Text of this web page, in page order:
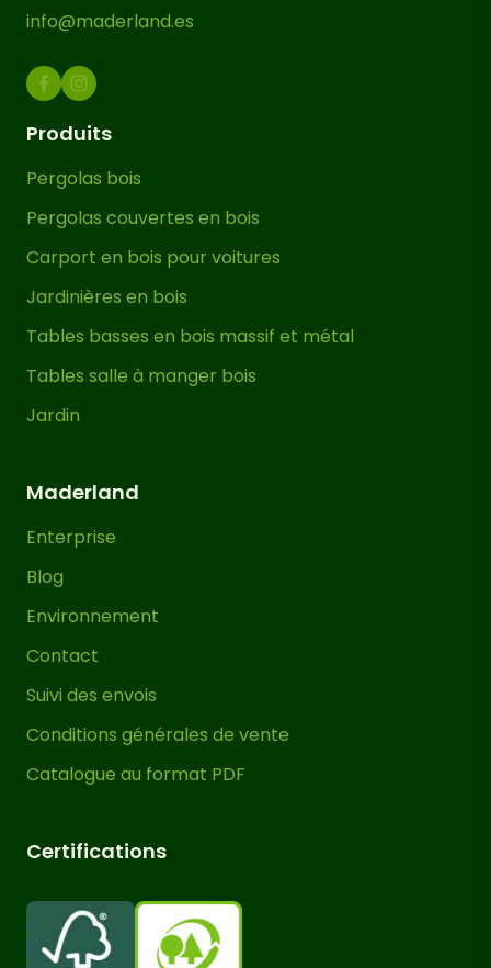
protège le bois contre l’humidité, les
environnementaux, renforçant la
structure du tabouret et prolongeant
sa durée de vie.
Cette tabouret en bois pour extérieur
est livrée avec des vis spéciales pour
le bois et un manuel de montage très
facile à comprendre. Elle peut être
assemblée en 15 minutes
connaissances préalables, devenant
ainsi une tâche simple pour embellir et
créer un espace extérieur exclusif en
peu de temps.
Ajoutez une touche d’élégance et de
tabouret en bois!
info@maderland.es
Produits
Pergolas bois
Pergolas couvertes en bois
Carport en bois pour voitures
Jardinières en bois
Tables basses en bois massif et métal
Tables salle à manger bois
Jardin
Maderland
Enterprise
Blog
Environnement
Contact
Suivi des envois
Conditions générales de vente
Catalogue au format PDF
Certifications